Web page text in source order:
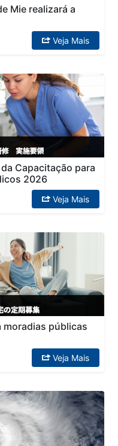
Mie realizará a
Veja Mais
Capacitação para
2026
Veja Mais
públicas
Veja Mais